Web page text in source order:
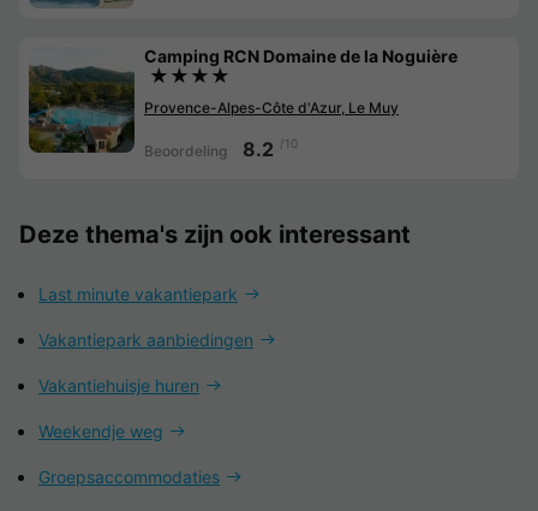
Camping RCN Domaine de la Noguière
★★★★
Provence-Alpes-Côte d'Azur, Le Muy
Beoordeling 8.2 /10
Deze thema's zijn ook interessant
Last minute vakantiepark
Vakantiepark aanbiedingen
Vakantiehuisje huren
Weekendje weg
Groepsaccommodaties